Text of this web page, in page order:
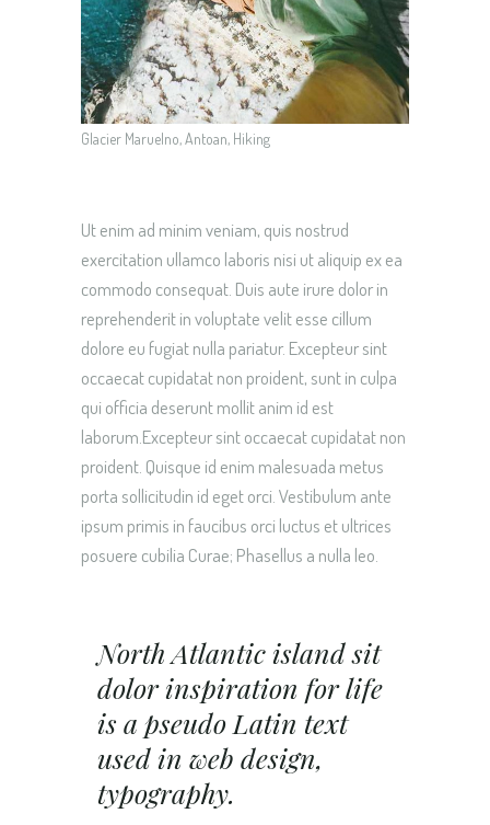
Glacier Maruelno, Antoan, Hiking
Ut enim ad minim veniam, quis nostrud
exercitation ullamco laboris nisi ut aliquip ex ea
commodo consequat. Duis aute irure dolor in
reprehenderit in voluptate velit esse cillum
dolore eu fugiat nulla pariatur. Excepteur sint
occaecat cupidatat non proident, sunt in culpa
qui officia deserunt mollit anim id est
laborum.Excepteur sint occaecat cupidatat non
proident. Quisque id enim malesuada metus
porta sollicitudin id eget orci. Vestibulum ante
ipsum primis in faucibus orci luctus et ultrices
posuere cubilia Curae; Phasellus a nulla leo.
North Atlantic island sit
dolor inspiration for life
is a pseudo Latin text
used in web design,
typography.